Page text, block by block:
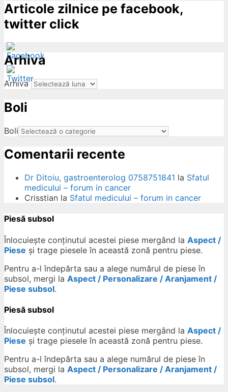
Articole zilnice pe facebook,
twitter click
Arhiva
Arhiva
Boli
Boli
Comentarii recente
Dr Ditoiu, gastroenterolog 0758751841 la Sfatul
medicului – forum in cancer
Crisstian la Sfatul medicului – forum in cancer
Piesă subsol
Înlocuiește conținutul acestei piese mergând la Aspect /
Piese și trage piesele în această zonă pentru piese.
Pentru a-l îndepărta sau a alege numărul de piese în
subsol, mergi la Aspect / Personalizare / Aranjament /
Piese subsol.
Piesă subsol
Înlocuiește conținutul acestei piese mergând la Aspect /
Piese și trage piesele în această zonă pentru piese.
Pentru a-l îndepărta sau a alege numărul de piese în
subsol, mergi la Aspect / Personalizare / Aranjament /
Piese subsol.